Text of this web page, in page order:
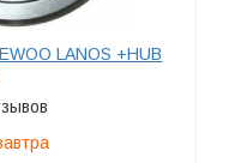
LANOS +HUB